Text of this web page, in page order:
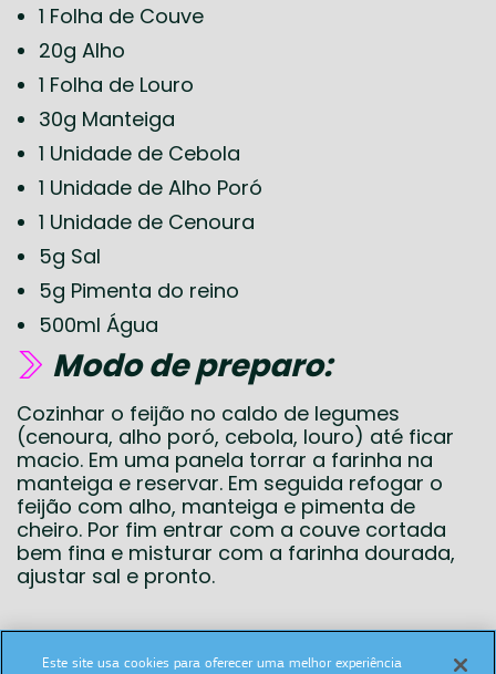
1 Folha de Couve
20g Alho
1 Folha de Louro
30g Manteiga
1 Unidade de Cebola
1 Unidade de Alho Poró
1 Unidade de Cenoura
5g Sal
5g Pimenta do reino
500ml Água
Modo de preparo:
Cozinhar o feijão no caldo de legumes
(cenoura, alho poró, cebola, louro) até ficar
macio. Em uma panela torrar a farinha na
manteiga e reservar. Em seguida refogar o
feijão com alho, manteiga e pimenta de
cheiro. Por fim entrar com a couve cortada
bem fina e misturar com a farinha dourada,
ajustar sal e pronto.
SIGA NAS REDES SOCIAIS:
Este site usa cookies para oferecer uma melhor experiência